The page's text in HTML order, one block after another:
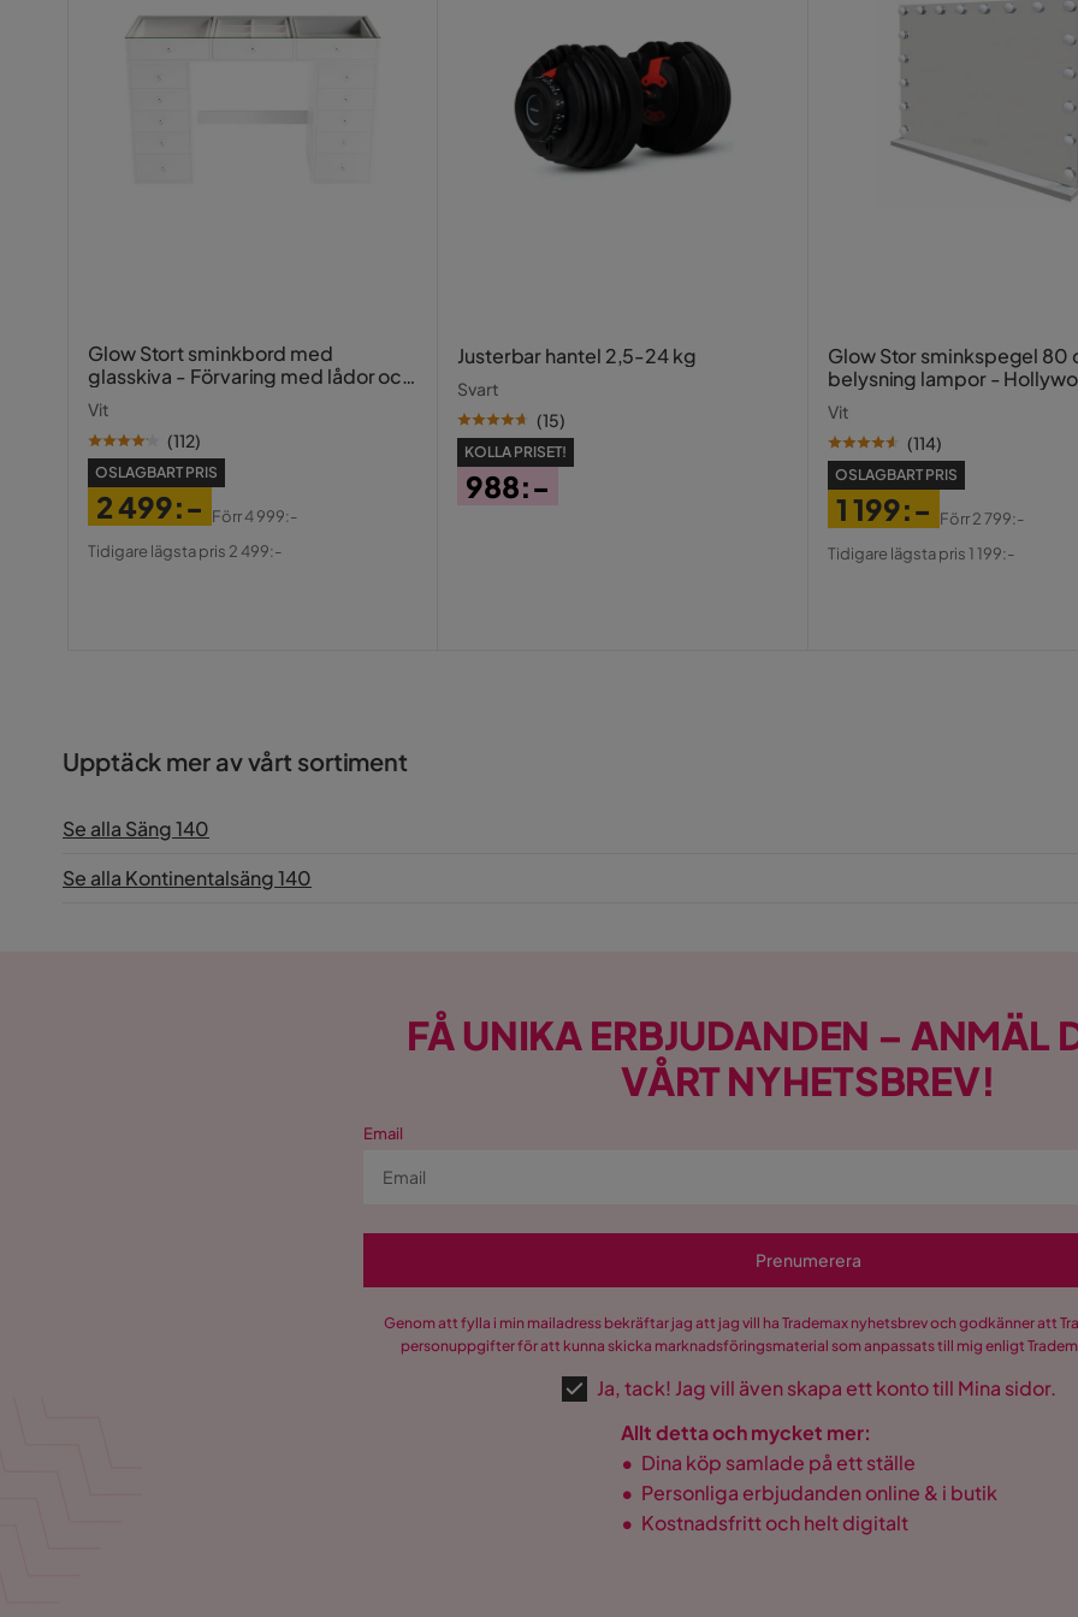
Glow Stort sminkbord med
glasskiva - Förvaring med lådor och
Vit
(112)
OSLAGBART PRIS
Pris
2 499:-
Original
Förr4 999:-
Tidigare lägsta pris 2 499:-
Justerbar hantel 2,5-24 kg
Svart
(15)
KOLLA PRISET!
988:-
Glow Stor sminkspegel 80
belysning lampor -
spegel med USB-charging
Vit
(114)
OSLAGBART PRIS
Pris
1 199:-
Original
Förr2 799:-
Tidigare lägsta pris 1 199:-
Upptäck mer av vårt sortiment
Se alla Säng 140
Se alla Kontinentalsäng 140
FÅ UNIKA ERBJUDANDEN – ANMÄL
VÅRT NYHETSBREV!
Email
Prenumerera
Genom att fylla i min mailadress bekräftar jag att jag vill ha Trademax nyhetsbrev och godkänner att
personuppgifter för att kunna skicka marknadsföringsmaterial som anpassats till mig enligt
Ja, tack! Jag vill även skapa ett konto till Mina sidor.
Allt detta och mycket mer:
• Dina köp samlade på ett ställe
• Personliga erbjudanden online & i butik
• Kostnadsfritt och helt digitalt